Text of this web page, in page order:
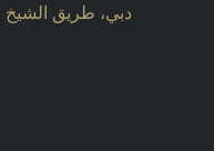
دبي، طريق الشيخ